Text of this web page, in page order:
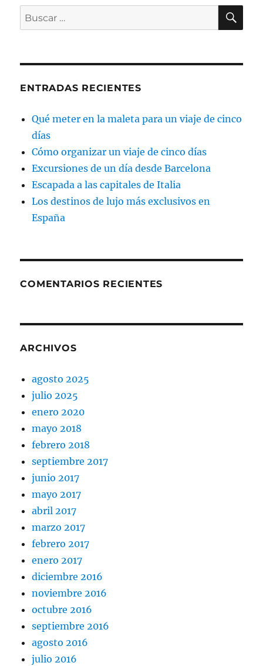
Buscar
por:
ENTRADAS RECIENTES
Qué meter en la maleta para un viaje de cinco
días
Cómo organizar un viaje de cinco días
Excursiones de un día desde Barcelona
Escapada a las capitales de Italia
Los destinos de lujo más exclusivos en
España
COMENTARIOS RECIENTES
ARCHIVOS
agosto 2025
julio 2025
enero 2020
mayo 2018
febrero 2018
septiembre 2017
junio 2017
mayo 2017
abril 2017
marzo 2017
febrero 2017
enero 2017
diciembre 2016
noviembre 2016
octubre 2016
septiembre 2016
agosto 2016
julio 2016